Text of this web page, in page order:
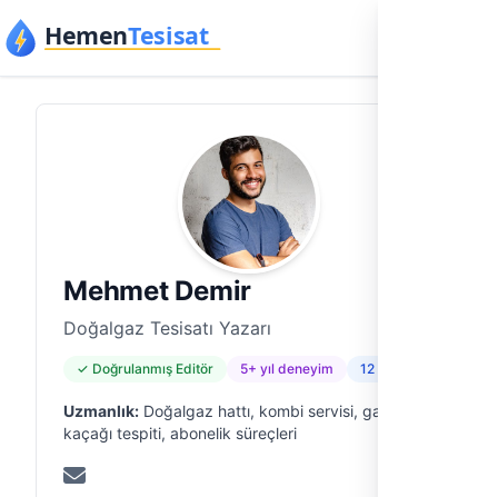
İçeriğe geç
Mehmet Demir
Doğalgaz Tesisatı Yazarı
✓ Doğrulanmış Editör 5+ yıl deneyim 12 yazı
Uzmanlık: Doğalgaz hattı, kombi servisi, gaz
kaçağı tespiti, abonelik süreçleri